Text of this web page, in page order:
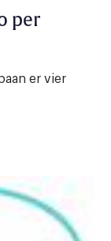
per
er vier